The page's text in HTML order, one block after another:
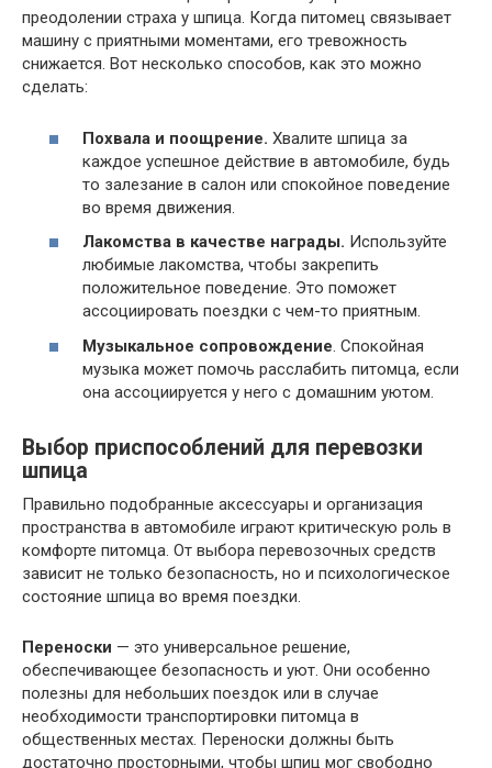
преодолении страха у шпица. Когда питомец связывает
машину с приятными моментами, его тревожность
снижается. Вот несколько способов, как это можно
сделать:
Похвала и поощрение. Хвалите шпица за
каждое успешное действие в автомобиле, будь
то залезание в салон или спокойное поведение
во время движения.
Лакомства в качестве награды. Используйте
любимые лакомства, чтобы закрепить
положительное поведение. Это поможет
ассоциировать поездки с чем-то приятным.
Музыкальное сопровождение. Спокойная
музыка может помочь расслабить питомца, если
она ассоциируется у него с домашним уютом.
Выбор приспособлений для перевозки
шпица
Правильно подобранные аксессуары и организация
пространства в автомобиле играют критическую роль в
комфорте питомца. От выбора перевозочных средств
зависит не только безопасность, но и психологическое
состояние шпица во время поездки.
Переноски — это универсальное решение,
обеспечивающее безопасность и уют. Они особенно
полезны для небольших поездок или в случае
необходимости транспортировки питомца в
общественных местах. Переноски должны быть
достаточно просторными, чтобы шпиц мог свободно